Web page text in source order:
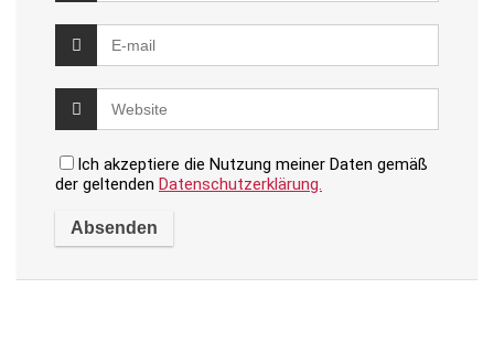
Ich akzeptiere die Nutzung meiner Daten gemäß
der geltenden Datenschutzerklärung.